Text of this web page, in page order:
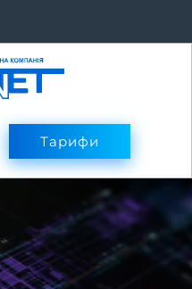
Оплата
Тарифи